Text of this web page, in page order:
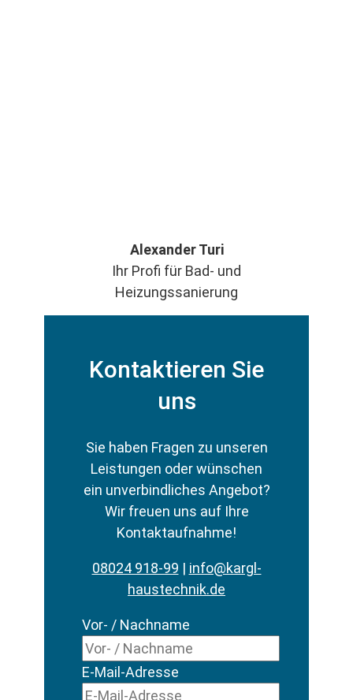
Alexander Turi
Ihr Profi für Bad- und
Heizungssanierung
Kontaktieren Sie
uns
Sie haben Fragen zu unseren
Leistungen oder wünschen
ein unverbindliches Angebot?
Wir freuen uns auf Ihre
Kontaktaufnahme!
08024 918-99 | info@kargl-
haustechnik.de
Vor- / Nachname
E-Mail-Adresse